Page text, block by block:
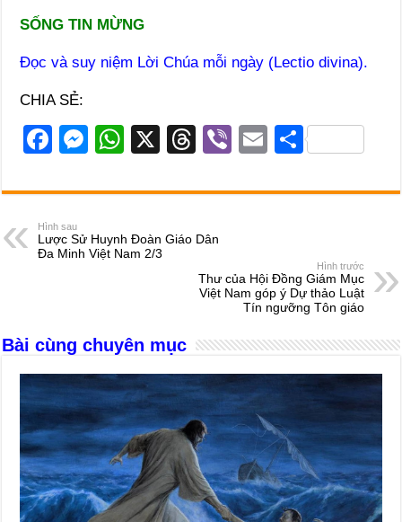
SỐNG TIN MỪNG
Đọc và suy niệm Lời Chúa mỗi ngày (Lectio divina).
CHIA SẺ:
F
c
e
b
k
M
ss
n
W
at
A
X
T
e
d
s
Vi
er
E
ail
S
ar
Hình sau
Lược Sử Huynh Đoàn Giáo Dân
Đa Minh Việt Nam 2/3
Hình trước
Thư của Hội Đồng Giám Mục
Việt Nam góp ý Dự thảo Luật
Tín ngưỡng Tôn giáo
Bài cùng chuyên mục